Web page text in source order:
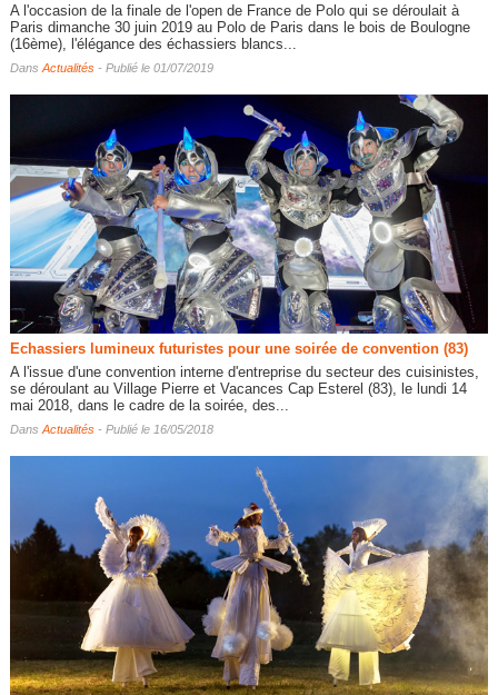
A l'occasion de la finale de l'open de France de Polo qui se déroulait à
Paris dimanche 30 juin 2019 au Polo de Paris dans le bois de Boulogne
(16ème), l'élégance des échassiers blancs...
Dans Actualités- Publié le 01/07/2019
Echassiers lumineux futuristes pour une soirée de convention (83)
A l'issue d'une convention interne d'entreprise du secteur des cuisinistes,
se déroulant au Village Pierre et Vacances Cap Esterel (83), le lundi 14
mai 2018, dans le cadre de la soirée, des...
Dans Actualités- Publié le 16/05/2018